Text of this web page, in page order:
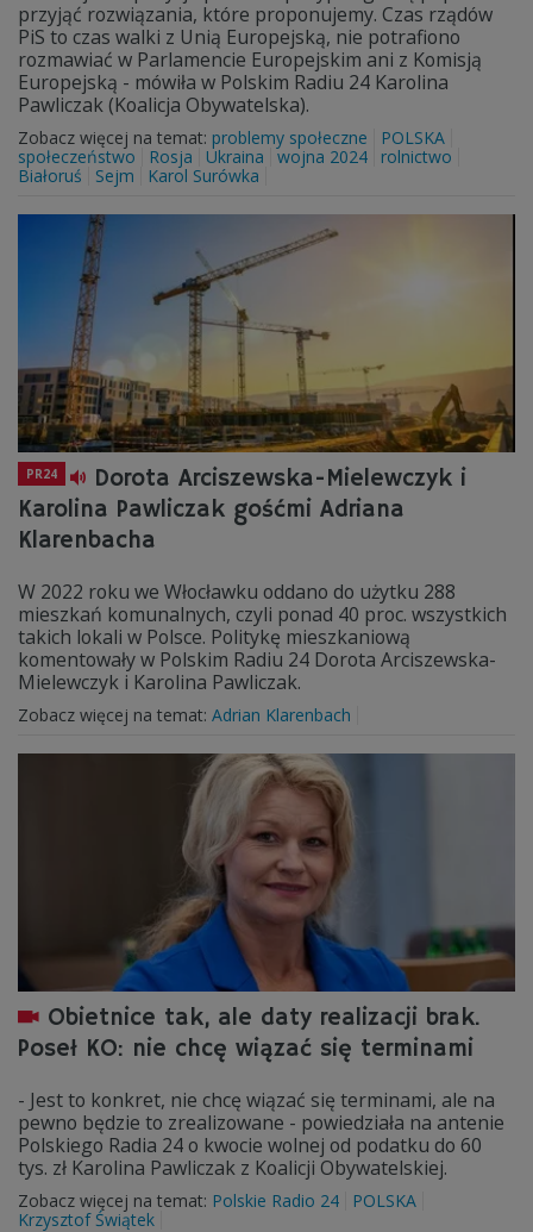
przyjąć rozwiązania, które proponujemy. Czas rządów
PiS to czas walki z Unią Europejską, nie potrafiono
rozmawiać w Parlamencie Europejskim ani z Komisją
Europejską - mówiła w Polskim Radiu 24 Karolina
Pawliczak (Koalicja Obywatelska).
Zobacz więcej na temat: problemy społeczne
POLSKA
społeczeństwo
Rosja Ukraina wojna 2024
rolnictwo
Białoruś
Sejm Karol Surówka
PR24
Dorota Arciszewska-Mielewczyk i
Karolina Pawliczak gośćmi Adriana
Klarenbacha
W 2022 roku we Włocławku oddano do użytku 288
mieszkań komunalnych, czyli ponad 40 proc. wszystkich
takich lokali w Polsce. Politykę mieszkaniową
komentowały w Polskim Radiu 24 Dorota Arciszewska-
Mielewczyk i Karolina Pawliczak.
Zobacz więcej na temat: Adrian Klarenbach
Obietnice tak, ale daty realizacji brak.
Poseł KO: nie chcę wiązać się terminami
- Jest to konkret, nie chcę wiązać się terminami, ale na
pewno będzie to zrealizowane - powiedziała na antenie
Polskiego Radia 24 o kwocie wolnej od podatku do 60
tys. zł Karolina Pawliczak z Koalicji Obywatelskiej.
Zobacz więcej na temat: Polskie Radio 24
POLSKA
Krzysztof Świątek